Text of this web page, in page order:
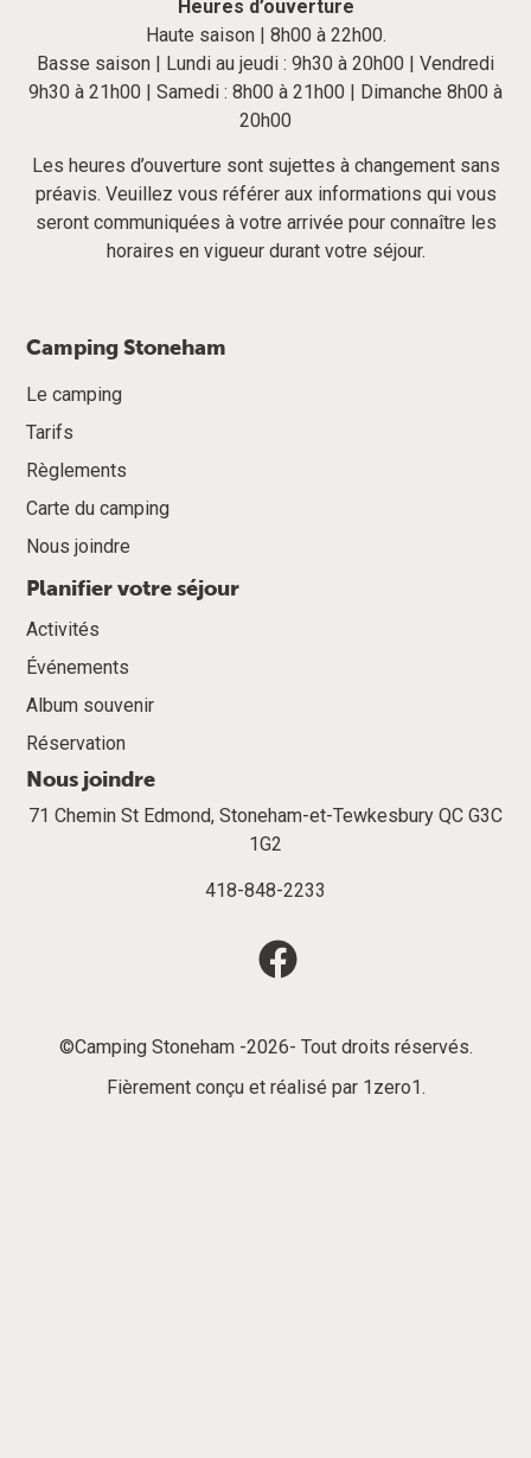
Heures d’ouverture
Haute saison | 8h00 à 22h00.
Basse saison | Lundi au jeudi : 9h30 à 20h00 | Vendredi
9h30 à 21h00 | Samedi : 8h00 à 21h00 | Dimanche 8h00 à
20h00
Les heures d’ouverture sont sujettes à changement sans
préavis. Veuillez vous référer aux informations qui vous
seront communiquées à votre arrivée pour connaître les
horaires en vigueur durant votre séjour.
Camping Stoneham
Le camping
Tarifs
Règlements
Carte du camping
Nous joindre
Planifier votre séjour
Activités
Événements
Album souvenir
Réservation
Nous joindre
71 Chemin St Edmond, Stoneham-et-Tewkesbury QC G3C
1G2
418-848-2233
©Camping Stoneham -2026- Tout droits réservés.
Fièrement conçu et réalisé par 1zero1.